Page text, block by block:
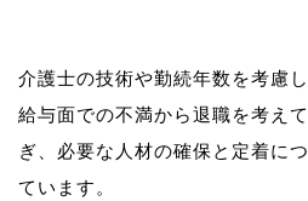
介護士の技術や勤続年数を考慮
給与面での不満から退職を考え
ぎ、必要な人材の確保と定着に
ています。